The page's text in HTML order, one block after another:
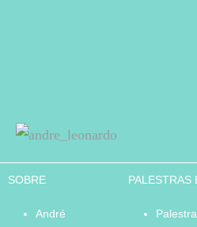
SOBRE
André
PALESTRAS